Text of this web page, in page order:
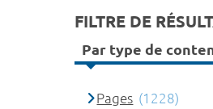
FILTRE DE
Par type de
Pages (1228)